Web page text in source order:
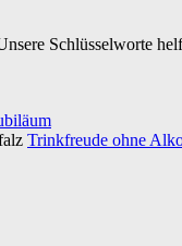
Schlüsselworte
Trinkfreude ohne